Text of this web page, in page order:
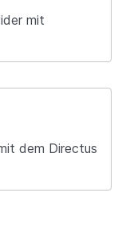
mit
dem Directus